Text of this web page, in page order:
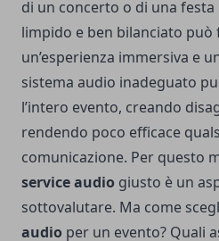
di un concerto o di una
limpido e ben bilanciato
un’esperienza immersiva e
sistema audio inadeguato
l’intero evento, creando
rendendo poco efficace
comunicazione. Per questo
service audio giusto è un
sottovalutare. Ma come
audio per un evento? Quali